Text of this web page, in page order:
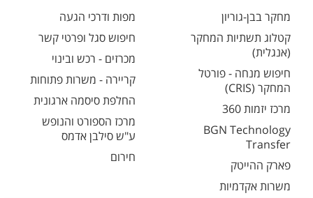
מחקר בבן-גוריון
קטלוג תשתיות המחקר
(אנגלית)
חיפוש מנחה - פורטל
המחקר (CRIS)
מרכז יזמות 360
BGN Technology
Transfer
פארק ההייטק
משרות אקדמיות
מפות ודרכי הגעה
חיפוש סגל ופרטי קשר
מכרזים - רכש ובינוי
קריירה - משרות פתוחות
החלפת סיסמה ארגונית
מרכז הספורט והנופש
ע"ש סילבן אדמס
חירום